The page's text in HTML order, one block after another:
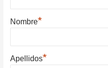
Nombre*
Apellidos*